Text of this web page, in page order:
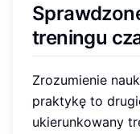
treningu
Zrozumienie
praktykę to
ukierunkowany